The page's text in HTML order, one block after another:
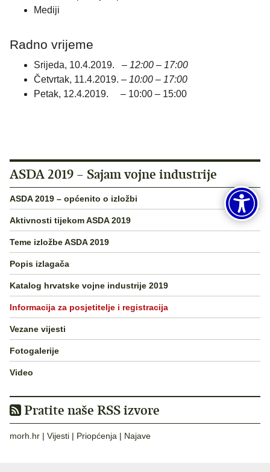
Mediji
Radno vrijeme
Srijeda, 10.4.2019. – 12:00 – 17:00
Četvrtak, 11.4.2019. – 10:00 – 17:00
Petak, 12.4.2019. – 10:00 – 15:00
ASDA 2019 – Sajam vojne industrije
ASDA 2019 – općenito o izložbi
Aktivnosti tijekom ASDA 2019
Teme izložbe ASDA 2019
Popis izlagača
Katalog hrvatske vojne industrije 2019
Informacija za posjetitelje i registracija
Vezane vijesti
Fotogalerije
Video
Pratite naše RSS izvore
morh.hr | Vijesti | Priopćenja | Najave